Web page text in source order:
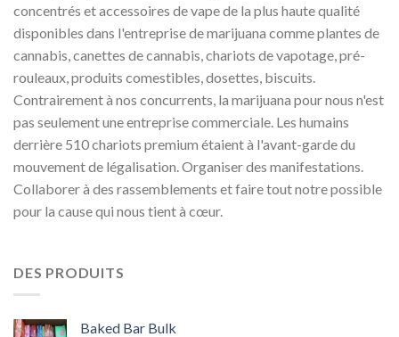
concentrés et accessoires de vape de la plus haute qualité
disponibles dans l'entreprise de marijuana comme plantes de
cannabis, canettes de cannabis, chariots de vapotage, pré-
rouleaux, produits comestibles, dosettes, biscuits.
Contrairement à nos concurrents, la marijuana pour nous n'est
pas seulement une entreprise commerciale. Les humains
derrière 510 chariots premium étaient à l'avant-garde du
mouvement de légalisation. Organiser des manifestations.
Collaborer à des rassemblements et faire tout notre possible
pour la cause qui nous tient à cœur.
DES PRODUITS
Baked Bar Bulk